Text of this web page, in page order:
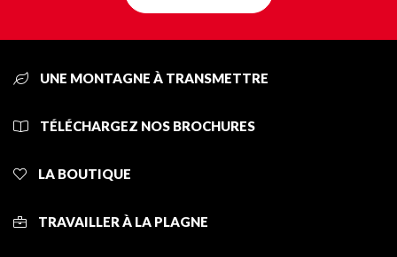
UNE MONTAGNE À TRANSMETTRE
TÉLÉCHARGEZ NOS BROCHURES
LA BOUTIQUE
TRAVAILLER À LA PLAGNE